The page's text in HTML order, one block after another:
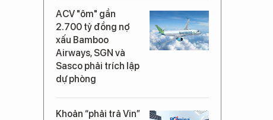
ACV "ôm" gần
2.700 tỷ đồng nợ
xấu Bamboo
Airways, SGN và
Sasco phải trích lập
dự phòng
Khoản “phải trả Vin”